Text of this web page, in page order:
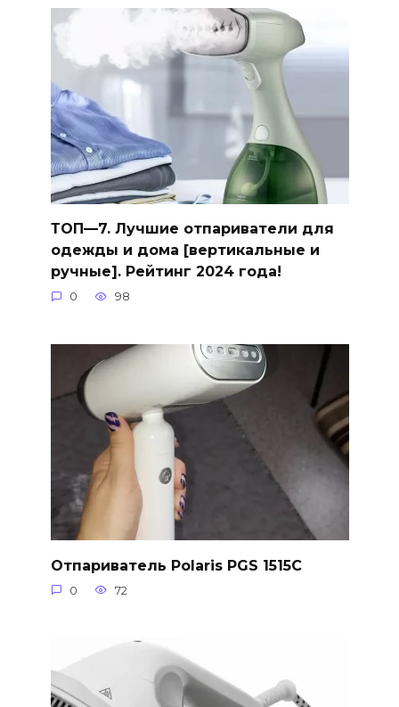
ТОП—7. Лучшие отпариватели для
одежды и дома [вертикальные и
ручные]. Рейтинг 2024 года!
0 98
Отпариватель Polaris PGS 1515C
0 72